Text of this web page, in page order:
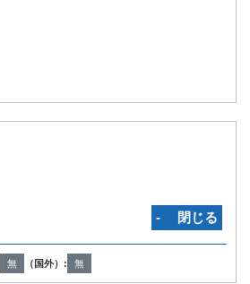
‐ 閉じる
無 （国外）: 無